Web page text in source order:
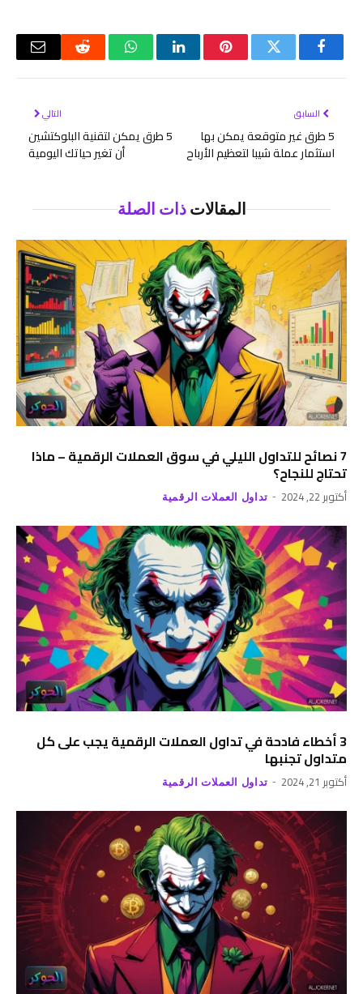
فيسبوكتويتر بينتيريستلينكدإن واتسابرديت
البريد
السابق
5 طرق غير متوقعة يمكن بها
استثمار عملة شيبا لتعظيم الأرباح
التالي
5 طرق يمكن لتقنية البلوكتشين
أن تغير حياتك اليومية
المقالاتذات الصلة
7 نصائح للتداول الليلي في سوق العملات الرقمية – ماذا
تحتاج للنجاح؟
أكتوبر 22, 2024 تداول العملات الرقمية
3 أخطاء فادحة في تداول العملات الرقمية يجب على كل
متداول تجنبها
أكتوبر 21, 2024 تداول العملات الرقمية